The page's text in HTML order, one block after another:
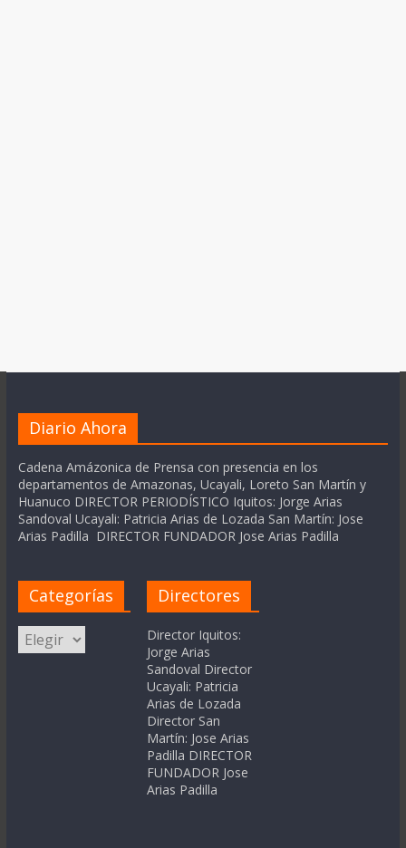
Diario Ahora
Cadena Amázonica de Prensa con presencia en los
departamentos de Amazonas, Ucayali, Loreto San Martín y
Huanuco DIRECTOR PERIODÍSTICO Iquitos: Jorge Arias
Sandoval Ucayali: Patricia Arias de Lozada San Martín: Jose
Arias Padilla DIRECTOR FUNDADOR Jose Arias Padilla
Categorías
Categorías
Directores
Director Iquitos:
Jorge Arias
Sandoval Director
Ucayali: Patricia
Arias de Lozada
Director San
Martín: Jose Arias
Padilla DIRECTOR
FUNDADOR Jose
Arias Padilla